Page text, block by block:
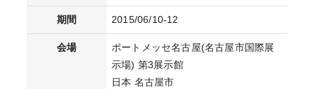
期間 2015/06/10-12
会場
ポートメッセ名古屋(名古屋市国際展
示場) 第3展示館
日本 名古屋市